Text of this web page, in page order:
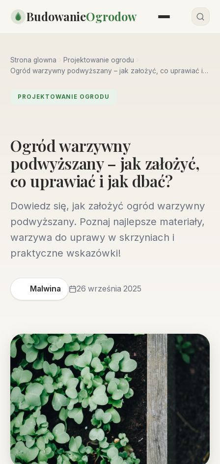
BudowanieOgrodow
Strona glowna
Projektowanie ogrodu
Ogród warzywny podwyższany – jak założyć, co uprawiać i
PROJEKTOWANIE OGRODU
Ogród warzywny
podwyższany – jak założyć,
co uprawiać i jak dbać?
Dowiedz się, jak założyć ogród warzywny
podwyższany. Poznaj najlepsze materiały,
warzywa do uprawy w skrzyniach i
praktyczne wskazówki!
Malwina 26 września 2025